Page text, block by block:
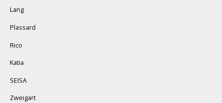
Lang
Plassard
Rico
Katia
SEISA
Zweigart